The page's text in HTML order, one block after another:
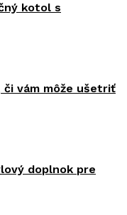
kotol s
či vám môže ušetriť
doplnok pre